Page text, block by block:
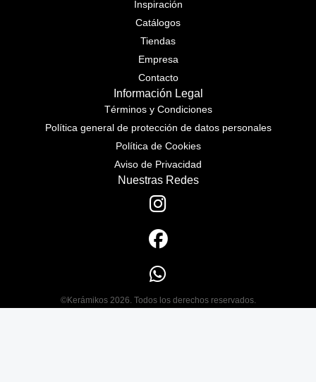
Inspiración
Catálogos
Tiendas
Empresa
Contacto
Información Legal
Términos y Condiciones
Política general de protección de datos personales
Política de Cookies
Aviso de Privacidad
Nuestras Redes
©Kerámikos 2026. Todos los derechos reservados.